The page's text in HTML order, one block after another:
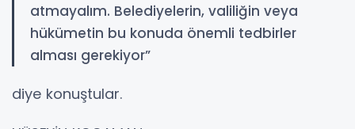
atmayalım. Belediyelerin, valiliğin veya
hükümetin bu konuda önemli tedbirler
alması gerekiyor”
diye konuştular.